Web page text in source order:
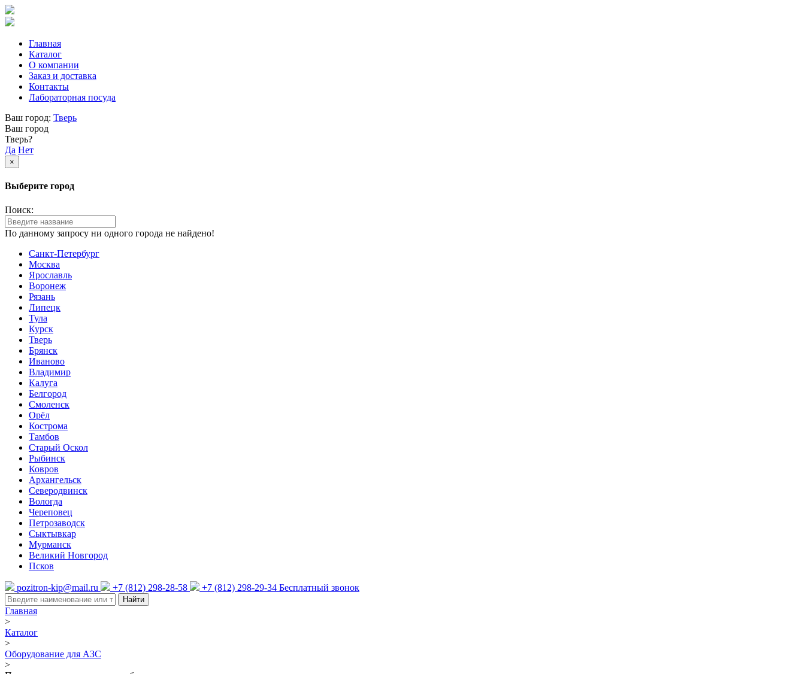
Главная
Каталог
О компании
Заказ и доставка
Контакты
Лабораторная посуда
Ваш город: Тверь
Ваш город
Тверь?
Да Нет
×
Выберите город
Поиск:
По данному запросу ни одного города не найдено!
Санкт-Петербург
Москва
Ярославль
Воронеж
Рязань
Липецк
Тула
Курск
Тверь
Брянск
Иваново
Владимир
Калуга
Белгород
Смоленск
Орёл
Кострома
Тамбов
Старый Оскол
Рыбинск
Ковров
Архангельск
Северодвинск
Вологда
Череповец
Петрозаводск
Сыктывкар
Мурманск
Великий Новгород
Псков
pozitron-kip@mail.ru +7 (812) 298-28-58 +7 (812) 298-29-34 Бесплатный звонок
Найти
Главная
>
Каталог
>
Оборудование для АЗС
>